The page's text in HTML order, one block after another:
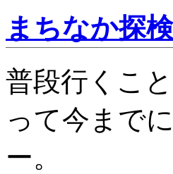
まちなか探
普段行くこ
って今まで
ー。